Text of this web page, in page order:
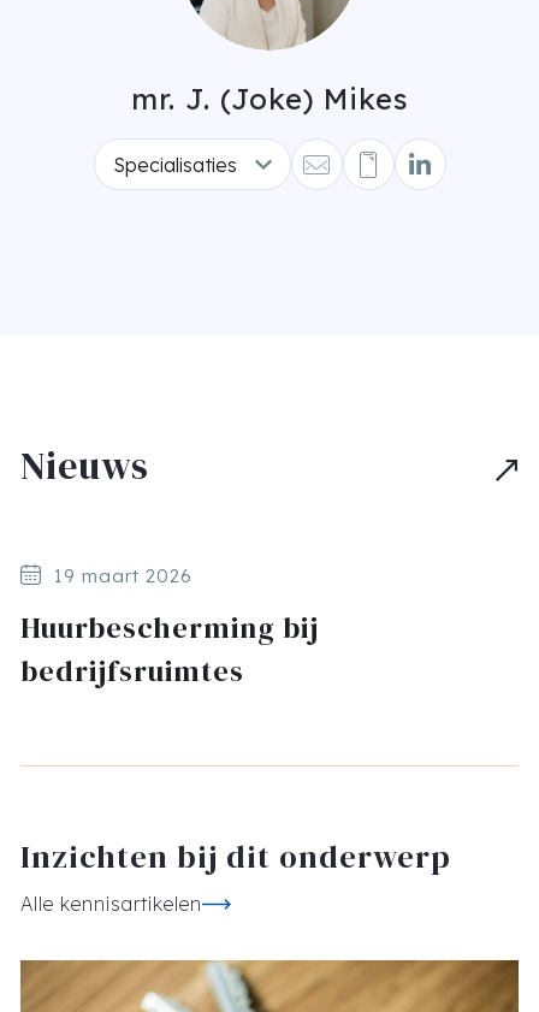
mr. J. (Joke) Mikes
Specialisaties
Nieuws
19 maart 2026
Huurbescherming bij
bedrijfsruimtes
Inzichten bij dit onderwerp
Alle kennisartikelen